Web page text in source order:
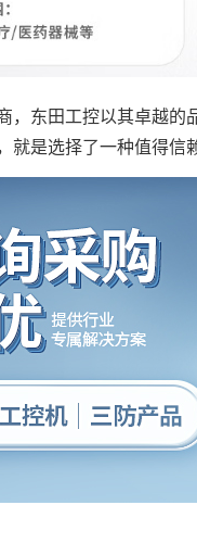
东田工控以其卓越的
是选择了一种值得信